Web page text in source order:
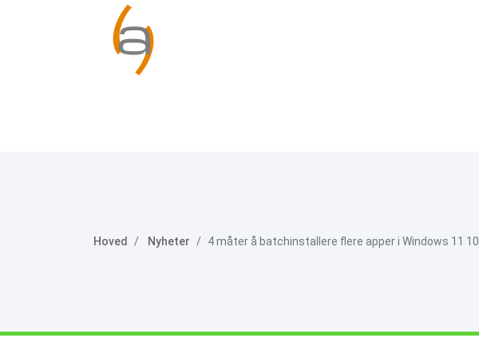
Hoved Nyheter 4 måter å batchinstallere flere apper i Windows 11 10